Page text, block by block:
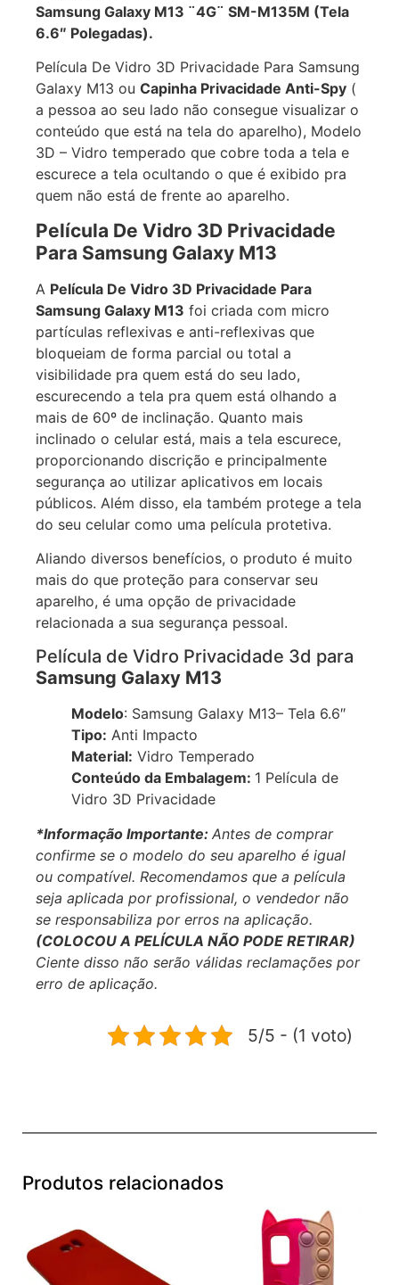
Samsung Galaxy M13 ¨4G¨ SM-M135M (Tela
6.6″ Polegadas).
Película De Vidro 3D Privacidade Para Samsung
Galaxy M13 ou Capinha Privacidade Anti-Spy (
a pessoa ao seu lado não consegue visualizar o
conteúdo que está na tela do aparelho), Modelo
3D – Vidro temperado que cobre toda a tela e
escurece a tela ocultando o que é exibido pra
quem não está de frente ao aparelho.
Película De Vidro 3D Privacidade
Para Samsung Galaxy M13
A Película De Vidro 3D Privacidade Para
Samsung Galaxy M13 foi criada com micro
partículas reflexivas e anti-reflexivas que
bloqueiam de forma parcial ou total a
visibilidade pra quem está do seu lado,
escurecendo a tela pra quem está olhando a
mais de 60º de inclinação. Quanto mais
inclinado o celular está, mais a tela escurece,
proporcionando discrição e principalmente
segurança ao utilizar aplicativos em locais
públicos. Além disso, ela também protege a tela
do seu celular como uma película protetiva.
Aliando diversos benefícios, o produto é muito
mais do que proteção para conservar seu
aparelho, é uma opção de privacidade
relacionada a sua segurança pessoal.
Película de Vidro Privacidade 3d para
Samsung Galaxy M13
Modelo: Samsung Galaxy M13– Tela 6.6″
Tipo: Anti Impacto
Material: Vidro Temperado
Conteúdo da Embalagem: 1 Película de
Vidro 3D Privacidade
*Informação Importante: Antes de comprar
confirme se o modelo do seu aparelho é igual
ou compatível. Recomendamos que a película
seja aplicada por profissional, o vendedor não
se responsabiliza por erros na aplicação.
(COLOCOU A PELÍCULA NÃO PODE RETIRAR)
Ciente disso não serão válidas reclamações por
erro de aplicação.
5/5 - (1 voto)
Produtos relacionados